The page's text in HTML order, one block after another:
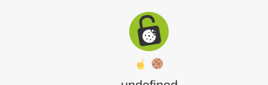
Abonnement annuel : 20 €
Abonnement au journal :